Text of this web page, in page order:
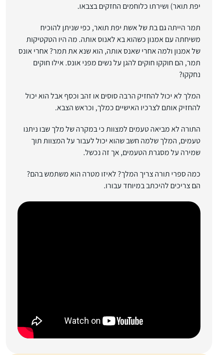
יפת תואר) ושירתו כלוחמים החזקים בצבאו.
תמר הייתה גם בת של אשת יפת תואר, כפי שניתן להוכיח
משיחתה עם אמנון כשהוא בא לאנוס אותה. מה היו הטקטיקות
של אמנון ולמה אחרי שאנס אותה, הוא שנא את תמר? אחרי אונס
תמר, הם חוקקו חוקים להגן על נשים מפני אונס. אילו חוקים
נחקקו?
המלך לא יכול להחזיק הרבה סוסים או זהב וכסף אבל הוא יכול
להחזיק אותם לצרכיו האישיים כמלך, וכראש הצבא.
התורה לא מביאה טעמים למצוות כי במקרה של מלך שבו ניתנו
טעמים, המלך שלמה חשב שהוא יכול לעבור על המצוות תוך
שמירה על מסגרת הטעמים, אך זה נכשל.
כמה ספרי תורה צריך המלך? לאיזו מטרה הוא משתמש בהם?
הם צריכים להיכתב במיוחד עבורו.